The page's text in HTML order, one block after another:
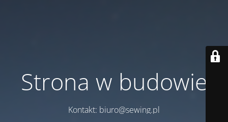
Strona w budowie
Kontakt: biuro@sewing.pl